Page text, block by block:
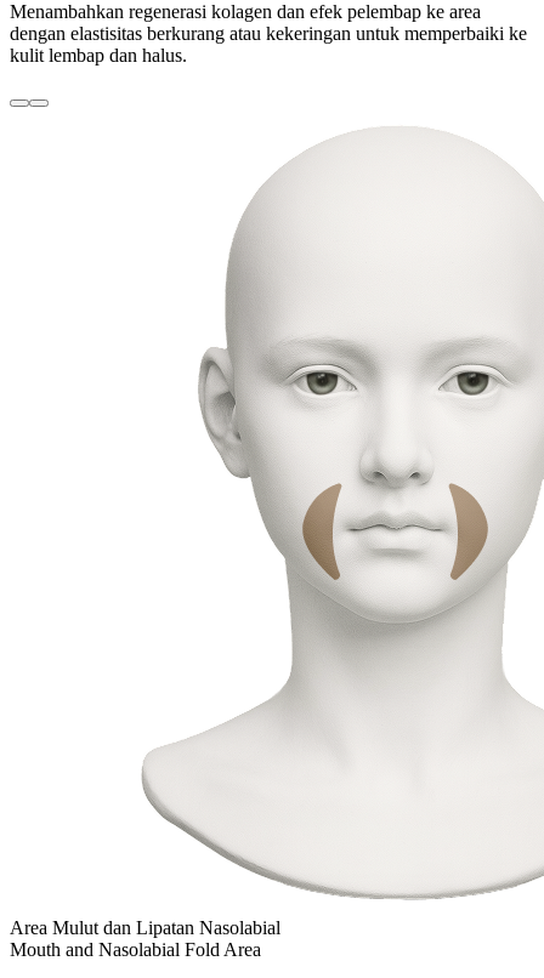
Menambahkan regenerasi kolagen dan efek pelembap ke area
dengan elastisitas berkurang atau kekeringan untuk memperbaiki ke
kulit lembap dan halus.
Area Mulut dan Lipatan Nasolabial
Mouth and Nasolabial Fold Area